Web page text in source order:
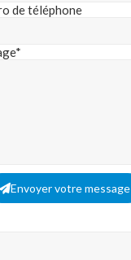
de téléphone
Envoyer votre message